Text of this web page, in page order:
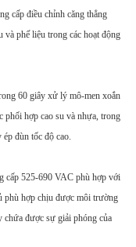
cấp điều chỉnh căng thẳng
phế liệu trong các hoạt động
60 giây xử lý mô-men xoắn
phối hợp cao su và nhựa, trong
đùn tốc độ cao.
cấp 525-690 VAC phù hợp với
phù hợp chịu được môi trường
chứa được sự giải phóng của